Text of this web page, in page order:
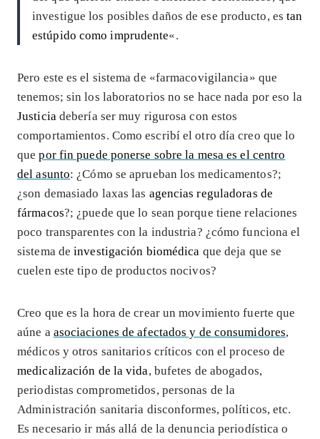
investigue los posibles daños de ese producto, estan
estúpido como imprudente«.
Pero este es el sistema de «farmacovigilancia» que
tenemos; sin los laboratorios no se hace nada por eso la
Justicia debería ser muy rigurosa con estos
comportamientos. Como escribí el otro día creo que lo
quepor fin puede ponerse sobre la mesa es el centro
del asunto: ¿Cómo se aprueban los medicamentos?;
¿son demasiado laxas las agencias reguladoras de
fármacos?; ¿puede que lo sean porque tiene relaciones
poco transparentes con la industria? ¿cómo funciona el
sistema deinvestigación biomédica que deja que se
cuelen este tipo de productos nocivos?
Creo que es la hora de crear un movimiento fuerte que
aúne a asociaciones de afectados y de consumidores,
médicos y otros sanitarios críticos con el proceso de
medicalización de la vida, bufetes de abogados,
periodistas comprometidos, personas de la
Administración sanitaria disconformes, políticos, etc.
Es necesario ir más allá de la denuncia periodística o